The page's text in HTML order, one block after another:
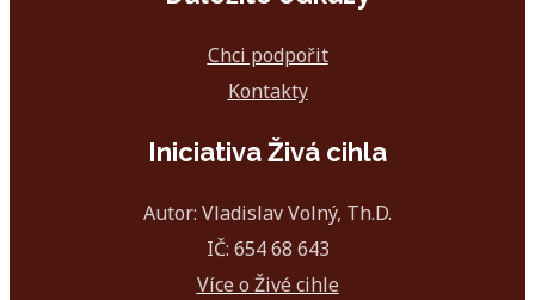
Chci podpořit
Kontakty
Iniciativa Živá cihla
Autor: Vladislav Volný, Th.D.
IČ: 654 68 643
Více o Živé cihle